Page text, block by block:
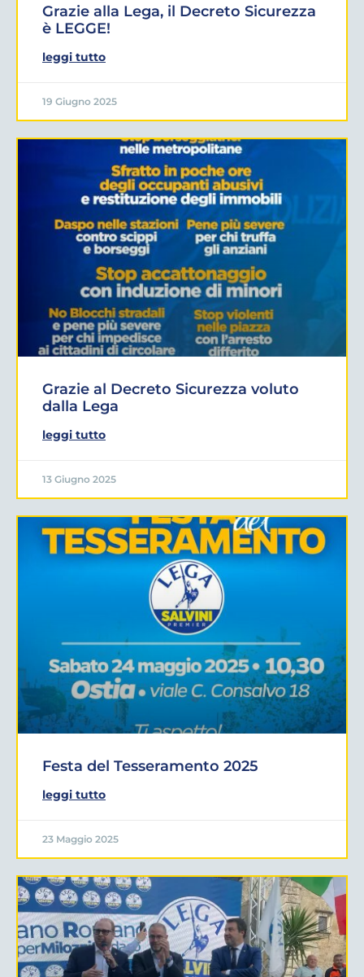
Grazie alla Lega, il Decreto Sicurezza
è LEGGE!
leggi tutto
19 Giugno 2025
Grazie al Decreto Sicurezza voluto
dalla Lega
leggi tutto
13 Giugno 2025
Festa del Tesseramento 2025
leggi tutto
23 Maggio 2025